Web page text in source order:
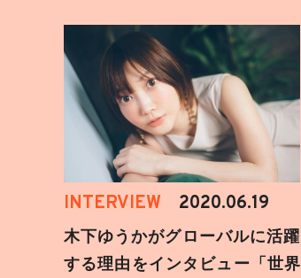
INTERVIEW 2020.06.19
木下ゆうかがグローバルに活躍
する理由をインタビュー「世界